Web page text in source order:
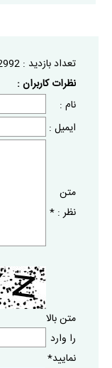
تعداد بازديد :
نظرات كاربران :
نام :
ايميل :
متن
نظر : *
متن بالا
را وارد
نماييد*